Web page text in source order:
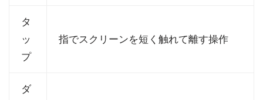
タ
ッ
プ
指でスクリーンを短く触れて離す操作
ダ